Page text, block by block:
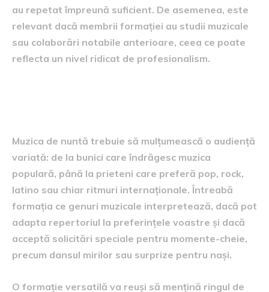
au repetat împreună suficient. De asemenea, este
relevant dacă membrii formației au studii muzicale
sau colaborări notabile anterioare, ceea ce poate
reflecta un nivel ridicat de profesionalism.
Muzica de nuntă trebuie să mulțumească o audiență
variată: de la bunici care îndrăgesc muzica
populară, până la prieteni care preferă pop, rock,
latino sau chiar ritmuri internaționale. Întreabă
formația ce genuri muzicale interpretează, dacă pot
adapta repertoriul la preferințele voastre și dacă
acceptă solicitări speciale pentru momente-cheie,
precum dansul mirilor sau surprize pentru nași.
O formație versatilă va reuși să mențină ringul de